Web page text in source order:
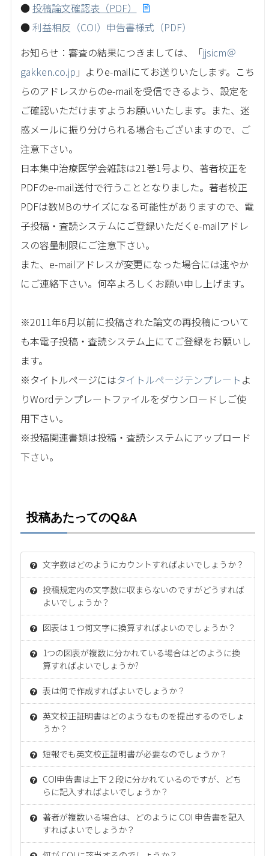
投稿論文確認表（PDF）
利益相反（COI）申告書様式（PDF）
お知らせ：審査の結果につきましては、「jjsicm＠
gakken.co.jp 」よりe-mailにてお送りいたします。こち
らのアドレスからのe-mailを受信できるよう、設定を
ご確認いただけますようお願いいたします。また、迷
惑メールに振り分けられる場合もございますので、ご
注意下さい。
日本集中治療医学会雑誌は21巻1号より、著者校正を
PDFのe-mail送付で行うこととなりました。著者校正
PDFは数MBのサイズになる可能性がありますので、電
子投稿・査読システムにご登録いただくe-mailアドレ
スの容量制限にご注意下さい。
また、e-mailアドレスが変更になった場合には速やか
にご連絡下さい。何卒よろしくお願い申し上げます。
※2011年6月以前に投稿された論文の再投稿について
も本電子投稿・査読システム上にてご登録をお願いし
ます。
※タイトルページにはタイトルページテンプレートよ
りWordテンプレートファイルをダウンロードしご使
用下さい。
※投稿関連書類は投稿・査読システムにアップロード
下さい。
投稿あたってのQ&A
文字数はどのようにカウントすればよいでしょうか？
投稿規定内の文字数に収まらないのですがどうすれば
よいでしょうか？
図表は１つ何文字に換算すればよいのでしょうか？
1つの図表が複数に分かれている場合はどのように換
算すればよいでしょうか?
表は何で作成すればよいでしょうか？
英文校正証明書はどのようなものを提出するのでしょ
うか？
短報でも英文校正証明書が必要なのでしょうか？
COI申告書は上下２段に分かれているのですが、どち
らに記入すればよいでしょうか？
著者が複数いる場合は、どのように COI 申告書を記入
すればよいでしょうか？